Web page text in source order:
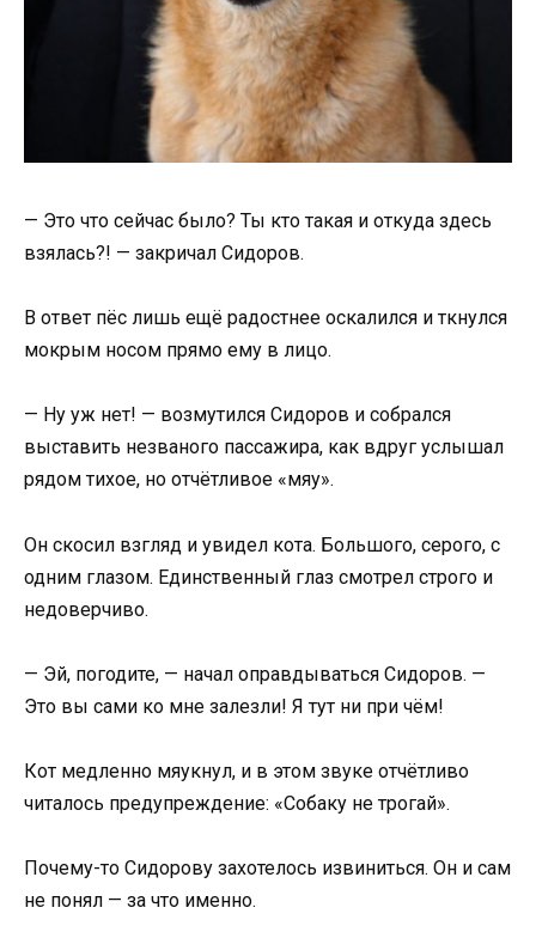
— Это что сейчас было? Ты кто такая и откуда здесь
взялась?! — закричал Сидоров.
В ответ пёс лишь ещё радостнее оскалился и ткнулся
мокрым носом прямо ему в лицо.
— Ну уж нет! — возмутился Сидоров и собрался
выставить незваного пассажира, как вдруг услышал
рядом тихое, но отчётливое «мяу».
Он скосил взгляд и увидел кота. Большого, серого, с
одним глазом. Единственный глаз смотрел строго и
недоверчиво.
— Эй, погодите, — начал оправдываться Сидоров. —
Это вы сами ко мне залезли! Я тут ни при чём!
Кот медленно мяукнул, и в этом звуке отчётливо
читалось предупреждение: «Собаку не трогай».
Почему-то Сидорову захотелось извиниться. Он и сам
не понял — за что именно.